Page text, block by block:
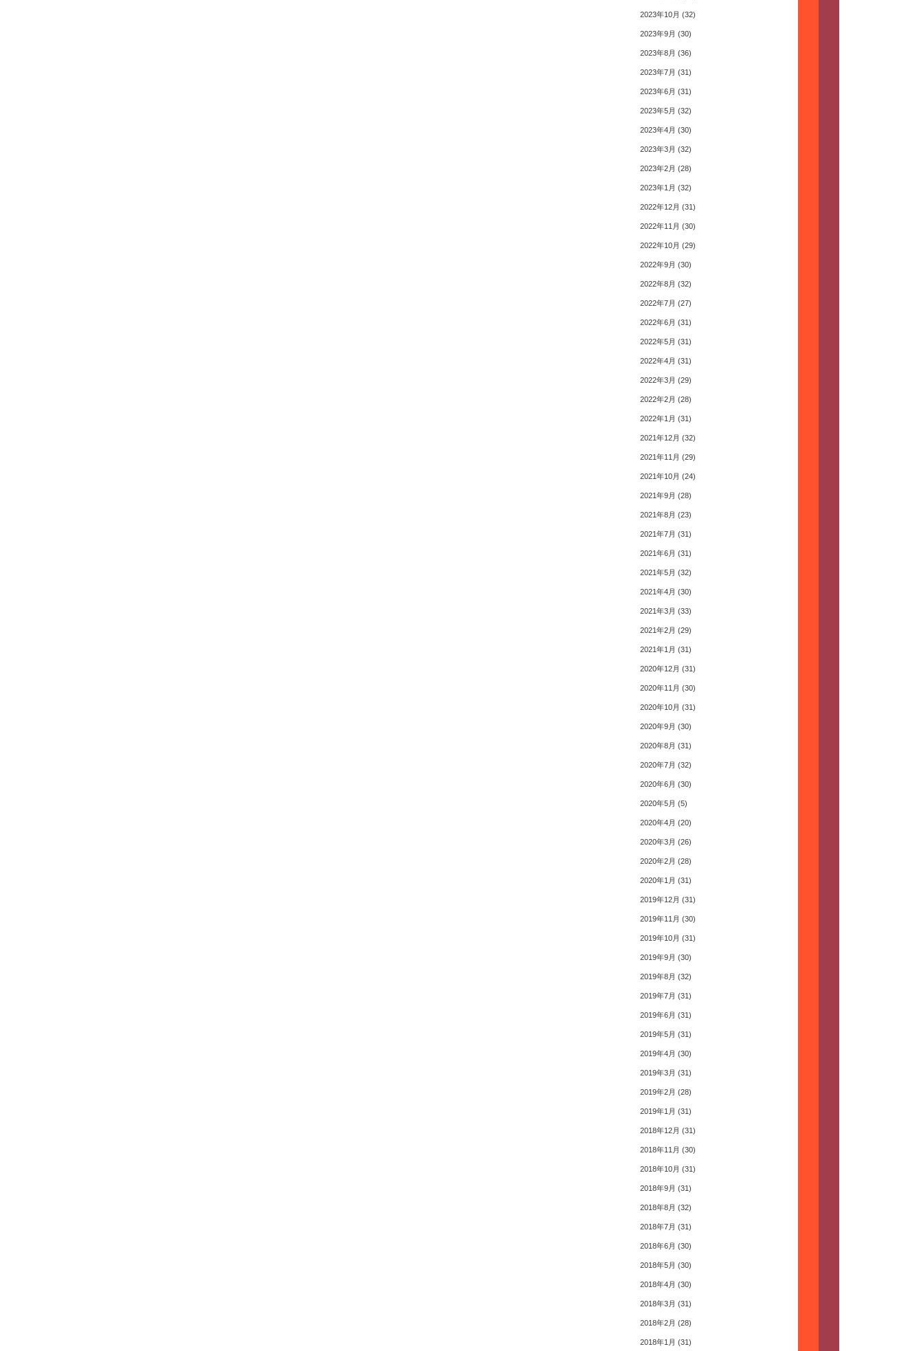
2023年10月 (32)
2023年9月 (30)
2023年8月 (36)
2023年7月 (31)
2023年6月 (31)
2023年5月 (32)
2023年4月 (30)
2023年3月 (32)
2023年2月 (28)
2023年1月 (32)
2022年12月 (31)
2022年11月 (30)
2022年10月 (29)
2022年9月 (30)
2022年8月 (32)
2022年7月 (27)
2022年6月 (31)
2022年5月 (31)
2022年4月 (31)
2022年3月 (29)
2022年2月 (28)
2022年1月 (31)
2021年12月 (32)
2021年11月 (29)
2021年10月 (24)
2021年9月 (28)
2021年8月 (23)
2021年7月 (31)
2021年6月 (31)
2021年5月 (32)
2021年4月 (30)
2021年3月 (33)
2021年2月 (29)
2021年1月 (31)
2020年12月 (31)
2020年11月 (30)
2020年10月 (31)
2020年9月 (30)
2020年8月 (31)
2020年7月 (32)
2020年6月 (30)
2020年5月 (5)
2020年4月 (20)
2020年3月 (26)
2020年2月 (28)
2020年1月 (31)
2019年12月 (31)
2019年11月 (30)
2019年10月 (31)
2019年9月 (30)
2019年8月 (32)
2019年7月 (31)
2019年6月 (31)
2019年5月 (31)
2019年4月 (30)
2019年3月 (31)
2019年2月 (28)
2019年1月 (31)
2018年12月 (31)
2018年11月 (30)
2018年10月 (31)
2018年9月 (31)
2018年8月 (32)
2018年7月 (31)
2018年6月 (30)
2018年5月 (30)
2018年4月 (30)
2018年3月 (31)
2018年2月 (28)
2018年1月 (31)